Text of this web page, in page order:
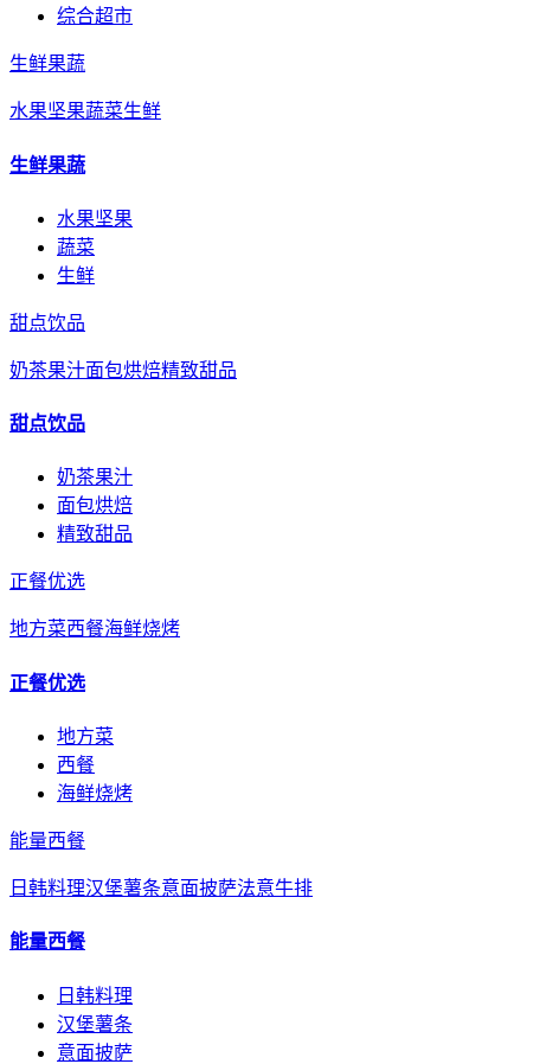
综合超市
生鲜果蔬
水果坚果蔬菜生鲜
生鲜果蔬
水果坚果
蔬菜
生鲜
甜点饮品
奶茶果汁面包烘焙精致甜品
甜点饮品
奶茶果汁
面包烘焙
精致甜品
正餐优选
地方菜西餐海鲜烧烤
正餐优选
地方菜
西餐
海鲜烧烤
能量西餐
日韩料理汉堡薯条意面披萨法意牛排
能量西餐
日韩料理
汉堡薯条
意面披萨